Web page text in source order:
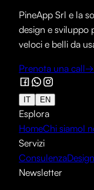
PineApp Srl e la
design e sviluppo
veloci e belli da
Prenota una call→
IT EN
Esplora
HomeChi siamoI
Servizi
ConsulenzaDesign
Newsletter